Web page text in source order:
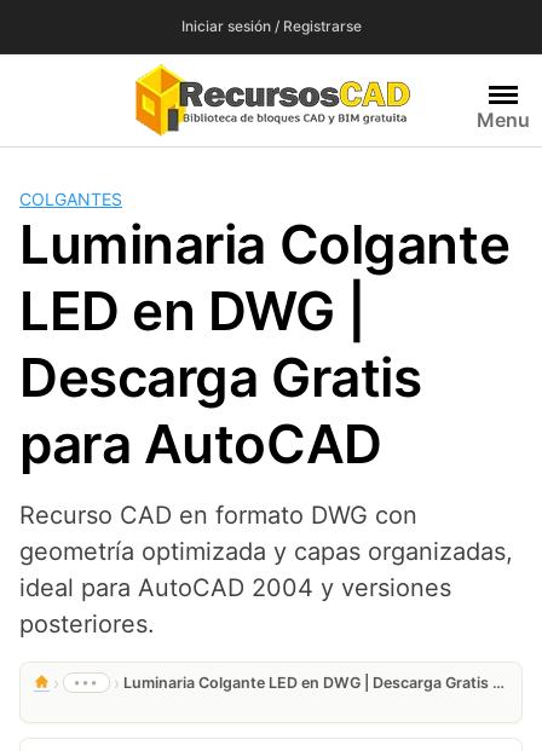
Iniciar sesión / Registrarse
Menu
COLGANTES
Luminaria Colgante
LED en DWG |
Descarga Gratis
para AutoCAD
Recurso CAD en formato DWG con
geometría optimizada y capas organizadas,
ideal para AutoCAD 2004 y versiones
posteriores.
› ••• › Luminaria Colgante LED en DWG | Descarga Gratis para AutoCAD